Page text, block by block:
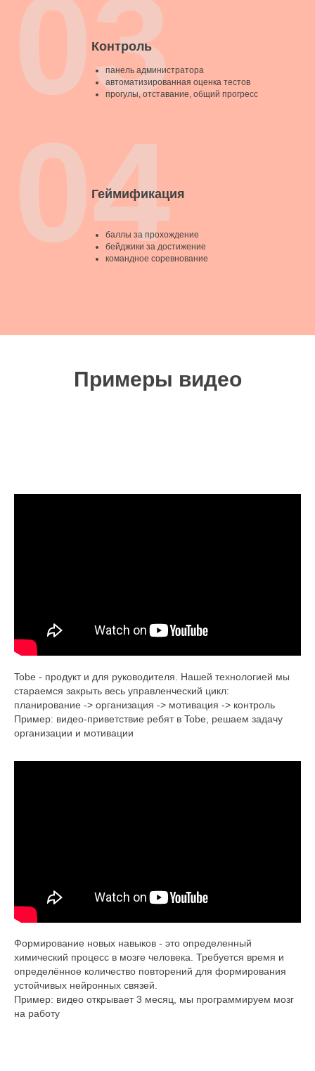
Контроль
панель администратора
автоматизированная оценка тестов
прогулы, отставание, общий прогресс
03
Геймификация
баллы за прохождение
бейджики за достижение
командное соревнование
04
Примеры видео
Tobe - продукт и для руководителя. Нашей технологией мы
стараемся закрыть весь управленческий цикл:
планирование -> организация -> мотивация -> контроль
Пример: видео-приветствие ребят в Tobe, решаем задачу
организации и мотивации
Формирование новых навыков - это определенный
химический процесс в мозге человека. Требуется время и
определённое количество повторений для формирования
устойчивых нейронных связей.
Пример: видео открывает 3 месяц, мы программируем мозг
на работу